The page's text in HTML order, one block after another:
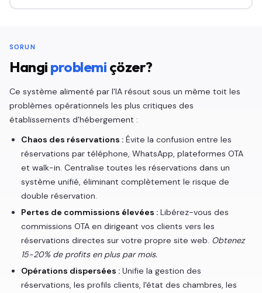
SORUN
Hangiproblemiçözer?
Ce système alimenté par l'IA résout sous un même toit les
problèmes opérationnels les plus critiques des
établissements d'hébergement :
Chaos des réservations : Évite la confusion entre les
réservations par téléphone, WhatsApp, plateformes OTA
et walk-in. Centralise toutes les réservations dans un
système unifié, éliminant complètement le risque de
double réservation.
Pertes de commissions élevées : Libérez-vous des
commissions OTA en dirigeant vos clients vers les
réservations directes sur votre propre site web. Obtenez
15-20% de profits en plus par mois.
Opérations dispersées : Unifie la gestion des
réservations, les profils clients, l'état des chambres, les